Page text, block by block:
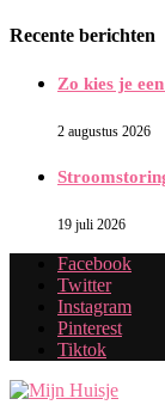
Recente berichten
Zo kies je
2 augustus 2026
19 juli 2026
Facebook
Twitter
Instagram
Pinterest
Tiktok